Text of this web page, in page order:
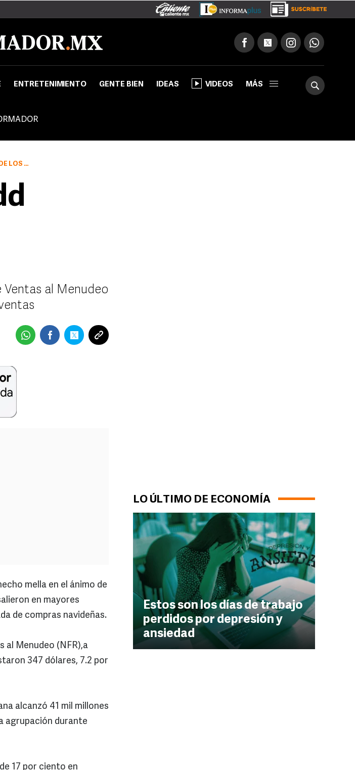
ENTRETENIMIENTO GENTE BIEN IDEAS VIDEOS MÁS
LO ÚLTIMO DE ECONOMÍA
Estos son los días de trabajo
perdidos por depresión y
ansiedad
al Menudeo
mella en el ánimo de
en mayores
de compras navideñas.
al Menudeo (NFR),a
347 dólares, 7.2 por
alcanzó 41 mil millones
agrupación durante
17 por ciento en